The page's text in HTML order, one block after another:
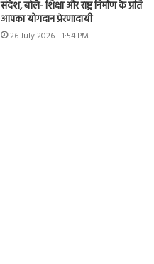
संदेश, बोले- शिक्षा और राष्ट्र निर्माण के प्रति
आपका योगदान प्रेरणादायी
26 July 2026 - 1:54 PM